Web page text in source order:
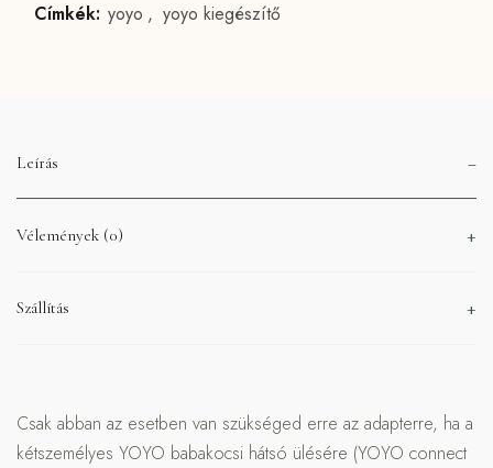
Címkék: yoyo , yoyo kiegészítő
Leírás
Vélemények (0)
Szállítás
Csak abban az esetben van szükséged erre az adapterre, ha a
kétszemélyes YOYO babakocsi hátsó ülésére (YOYO connect